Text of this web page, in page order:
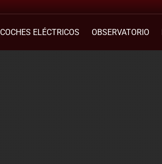
COCHES ELÉCTRICOS OBSERVATORIO